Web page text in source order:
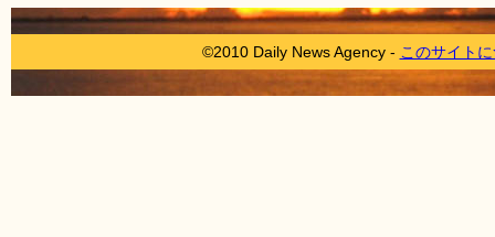
©2010 Daily News Agency - このサイト